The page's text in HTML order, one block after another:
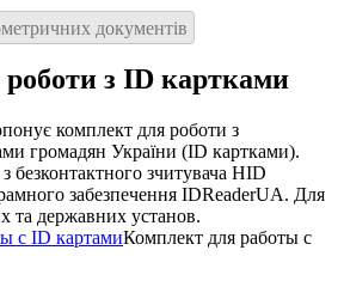
документів
з ID картками
комплект для роботи з
громадян України (ID картками).
безконтактного зчитувача HID
забезпечення IDReaderUA. Для
та державних установ.
Комплект для работы с